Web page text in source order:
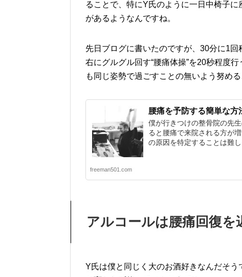
ることで、特にY氏のように一日中椅子
があるようなんですね。
先日ブログに書いたのですが、30分に1
右にグルグル回す“腰痛体操”を20秒程度
も同じ姿勢で過ごすことの無いよう努め
腰痛を予防する簡単な方
僕が行きつけの整骨院の先
ると腰痛で来院される方が
の原因を特定することは難し
freeman501.com
アルコールは腰痛回復を
Y氏は僕と同じく大のお酒好きなんだそ